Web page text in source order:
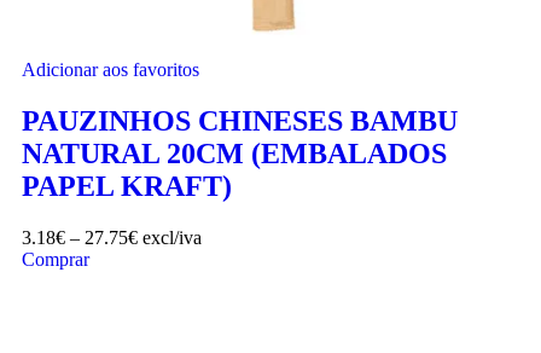
Adicionar aos favoritos
PAUZINHOS CHINESES BAMBU
NATURAL 20CM (EMBALADOS
PAPEL KRAFT)
3.18€ – 27.75€ excl/iva
Comprar